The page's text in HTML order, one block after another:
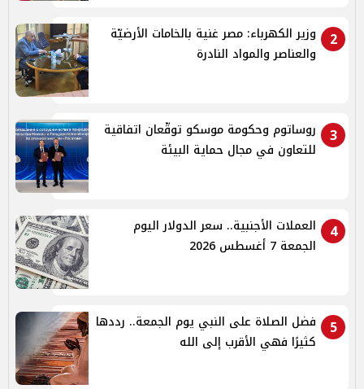
2
وزير الكهرباء: مصر غنية بالخامات الأرضيّة
والعناصر والمواد النادرة
3
روساتوم وحكومة موسكو توقّعان اتفاقية
للتعاون في مجال حماية البيئة
4
العملات الأجنبية.. سعر الدولار اليوم
الجمعة 7 أغسطس 2026
5
فضل الصلاة على النبي يوم الجمعة.. رددها
كثيرًا فهي الأقرب إلى الله